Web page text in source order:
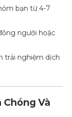
bạn từ 4-7
người hoặc
trải nghiệm dịch
Chóng Và